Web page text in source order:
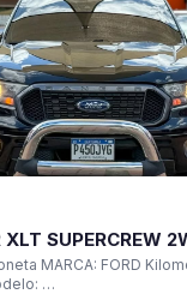
XLT SUPERCREW
MARCA: FORD
…